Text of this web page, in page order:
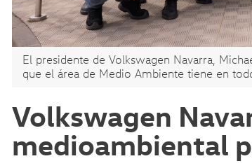
El presidente de Volkswagen Navarra,
que el área de Medio Ambiente tiene en
Volkswagen
medioambiental